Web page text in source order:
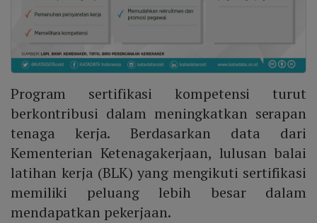
Program sertifikasi kompetensi turut
berkontribusi dalam meningkatkan serapan
tenaga kerja. Berdasarkan data dari
Kementerian Ketenagakerjaan, lulusan balai
latihan kerja (BLK) yang mengikuti sertifikasi
memiliki peluang lebih besar dalam
mendapatkan pekerjaan.